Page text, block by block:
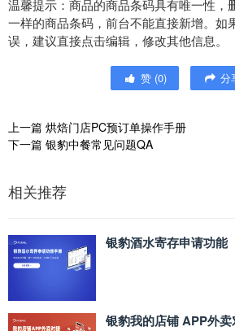
温馨提示：商品的商品条码具有唯一性，
一样的商品条码，前台不能直接新增。如
误，建议直接点击编辑，修改其他信息。
赞 (0) 分
上一篇 烘焙门店PC预订单操作手册
下一篇 银豹中餐常见问题QA
相关推荐
银豹酒水寄存申请功能
银豹我的店铺 APP外